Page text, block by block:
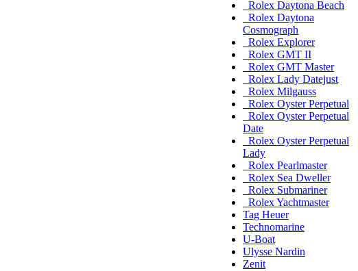
Rolex Daytona Beach
Rolex Daytona
Cosmograph
Rolex Explorer
Rolex GMT II
Rolex GMT Master
Rolex Lady Datejust
Rolex Milgauss
Rolex Oyster Perpetual
Rolex Oyster Perpetual
Date
Rolex Oyster Perpetual
Lady
Rolex Pearlmaster
Rolex Sea Dweller
Rolex Submariner
Rolex Yachtmaster
Tag Heuer
Technomarine
U-Boat
Ulysse Nardin
Zenit